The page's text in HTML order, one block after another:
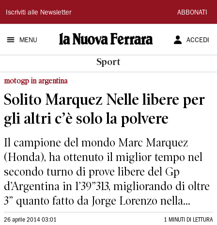
La
Nuova
Ferrara
Iscriviti alle Newsletter ABBONATI
MENU ACCEDI
Sport
motogp in argentina
Solito Marquez Nelle libere per
gli altri c’è solo la polvere
Il campione del mondo Marc Marquez
(Honda), ha ottenuto il miglior tempo nel
secondo turno di prove libere del Gp
d’Argentina in 1’39”313, migliorando di oltre
3” quanto fatto da Jorge Lorenzo nella...
26 aprile 2014 03:01 1 MINUTI DI LETTURA